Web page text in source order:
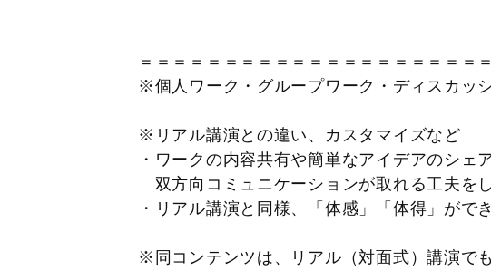
＝＝＝＝＝＝＝＝＝＝＝＝＝＝＝＝＝＝＝＝
※個人ワーク・グループワーク・ディスカッ
※リアル講演との違い、カスタマイズな
・ワークの内容共有や簡単なアイデア
双方向コミュニケーションが取れる工夫
・リアル講演と同様、「体感」「体得」がで
※同コンテンツは、リアル（対面式）講演